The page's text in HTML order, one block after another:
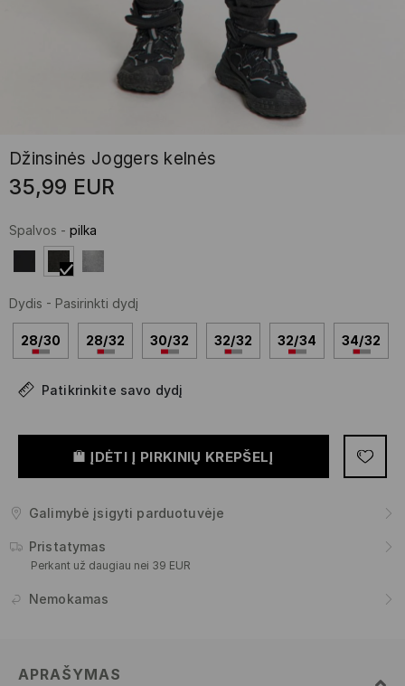
Džinsinės Joggers kelnės
35,99 EUR
Spalvos - pilka
Dydis - Pasirinkti dydį
28/30 28/32 30/32 32/32 32/34 34/32
Patikrinkite savo dydį
ĮDĖTI Į PIRKINIŲ KREPŠELĮ
Galimybė įsigyti parduotuvėje
Pristatymas
Perkant už daugiau nei 39 EUR
Nemokamas
APRAŠYMAS